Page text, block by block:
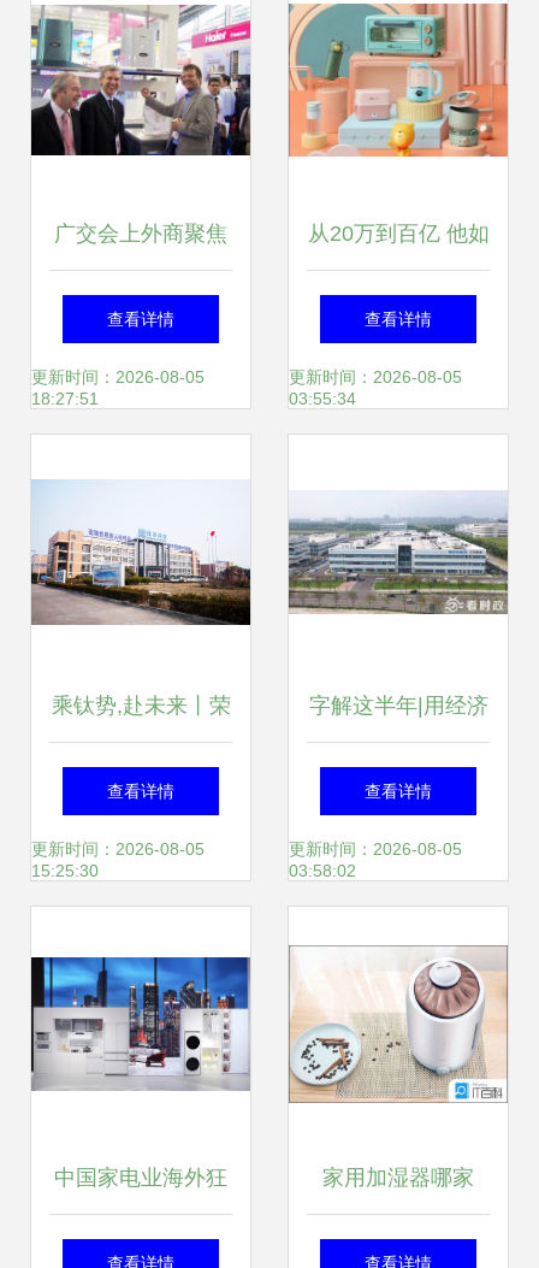
品局？——002242
研判沉思
广交会上外商聚焦
海尔风幕油烟机 家
用电器研发再获国
查看详情
更新时间：2026-08-05
18:27:51
从20万到百亿 他如
何靠‘萌家电’研发改
写中国制造
查看详情
更新时间：2026-08-05
03:55:34
乘钛势,赴未来丨荣
电集团以钛之名重
构健康生活新图景
查看详情
更新时间：2026-08-05
15:25:30
字解这半年|用经济
的“稳”体现发展
的“韧” 家用电器研
查看详情
更新时间：2026-08-05
03:58:02
中国家电业海外狂
飙的背后 国产替代
查看详情
家用加湿器哪家
强？2025年度六大
查看详情